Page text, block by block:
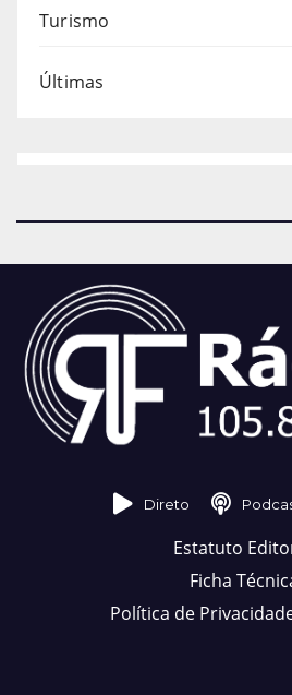
Turismo
Últimas
Direto
Estatuto
Ficha
Política de